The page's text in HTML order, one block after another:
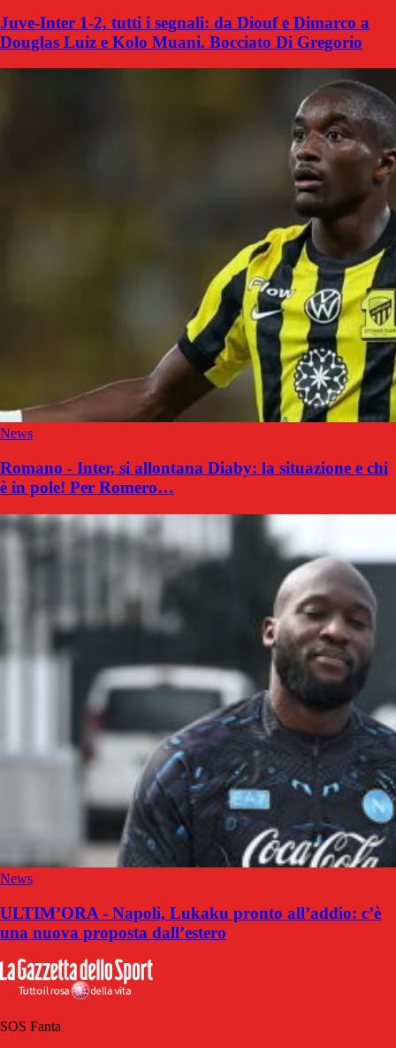
Juve-Inter 1-2, tutti i segnali: da Diouf e Dimarco a
Douglas Luiz e Kolo Muani. Bocciato Di Gregorio
News
Romano - Inter, si allontana Diaby: la situazione e chi
è in pole! Per Romero…
News
ULTIM’ORA - Napoli, Lukaku pronto all’addio: c’è
una nuova proposta dall’estero
SOS Fanta